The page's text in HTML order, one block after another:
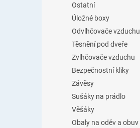
Ostatní
Úložné boxy
Odvlhčovače vzduchu
Těsnění pod dveře
Zvlhčovače vzduchu
Bezpečnostní kliky
Závěsy
Sušáky na prádlo
Věšáky
Obaly na oděv a obuv